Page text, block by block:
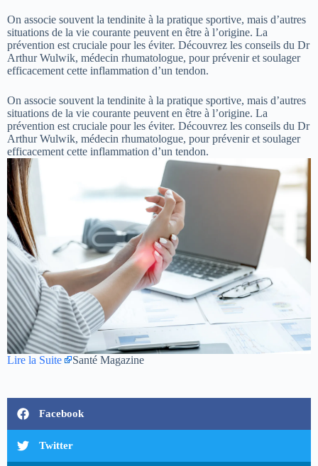
On associe souvent la tendinite à la pratique sportive, mais d’autres
situations de la vie courante peuvent en être à l’origine. La
prévention est cruciale pour les éviter. Découvrez les conseils du Dr
Arthur Wulwik, médecin rhumatologue, pour prévenir et soulager
efficacement cette inflammation d’un tendon.
On associe souvent la tendinite à la pratique sportive, mais d’autres
situations de la vie courante peuvent en être à l’origine. La
prévention est cruciale pour les éviter. Découvrez les conseils du Dr
Arthur Wulwik, médecin rhumatologue, pour prévenir et soulager
efficacement cette inflammation d’un tendon.
Lire la Suite Santé Magazine
Facebook
Twitter